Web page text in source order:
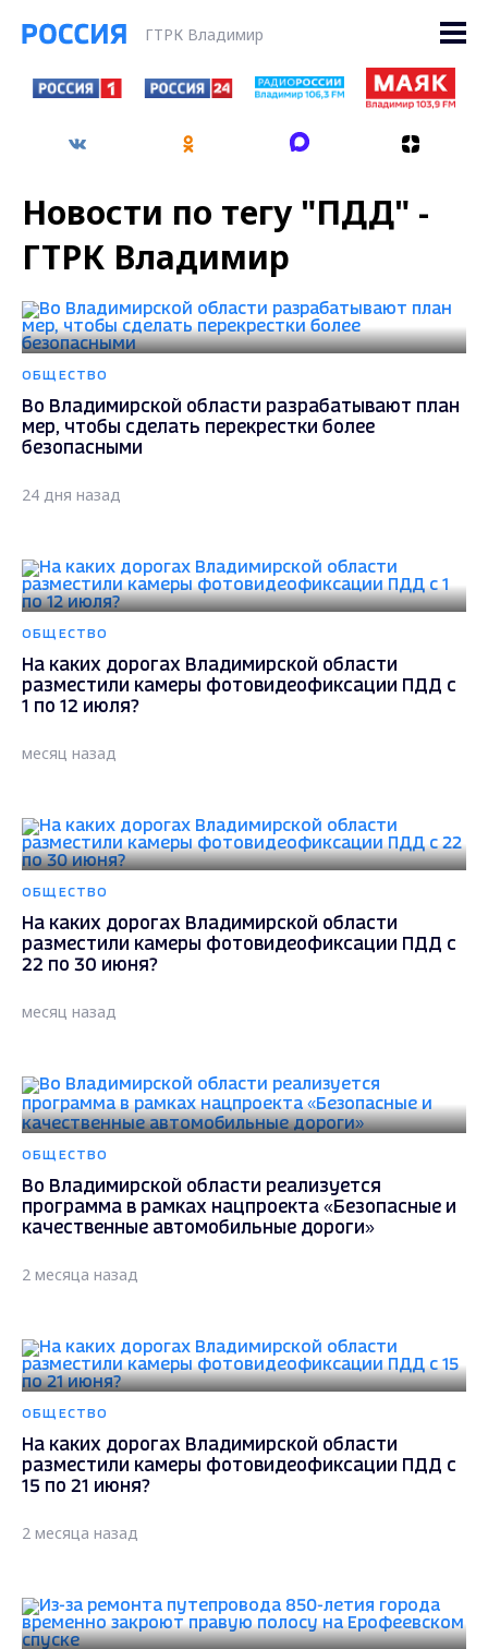
ГТРК Владимир
Новости по тегу "ПДД" -
ГТРК Владимир
ОБЩЕСТВО
Во Владимирской области разрабатывают план
мер, чтобы сделать перекрестки более
безопасными
24 дня назад
ОБЩЕСТВО
На каких дорогах Владимирской области
разместили камеры фотовидеофиксации ПДД с
1 по 12 июля?
месяц назад
ОБЩЕСТВО
На каких дорогах Владимирской области
разместили камеры фотовидеофиксации ПДД с
22 по 30 июня?
месяц назад
ОБЩЕСТВО
Во Владимирской области реализуется
программа в рамках нацпроекта «Безопасные и
качественные автомобильные дороги»
2 месяца назад
ОБЩЕСТВО
На каких дорогах Владимирской области
разместили камеры фотовидеофиксации ПДД с
15 по 21 июня?
2 месяца назад